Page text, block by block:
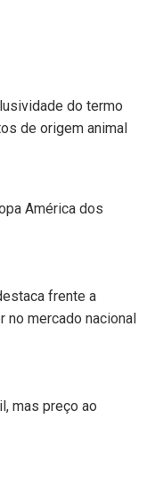
do termo
de origem animal
América dos
frente a
no mercado nacional
mas preço ao